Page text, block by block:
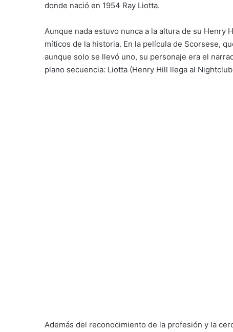
donde nació en 1954 Ray Liotta.
Aunque nada estuvo nunca a la altura de su Henry
míticos de la historia. En la película de Scorsese,
aunque solo se llevó uno, su personaje era el
plano secuencia: Liotta (Henry Hill llega al
Además del reconocimiento de la profesión y la